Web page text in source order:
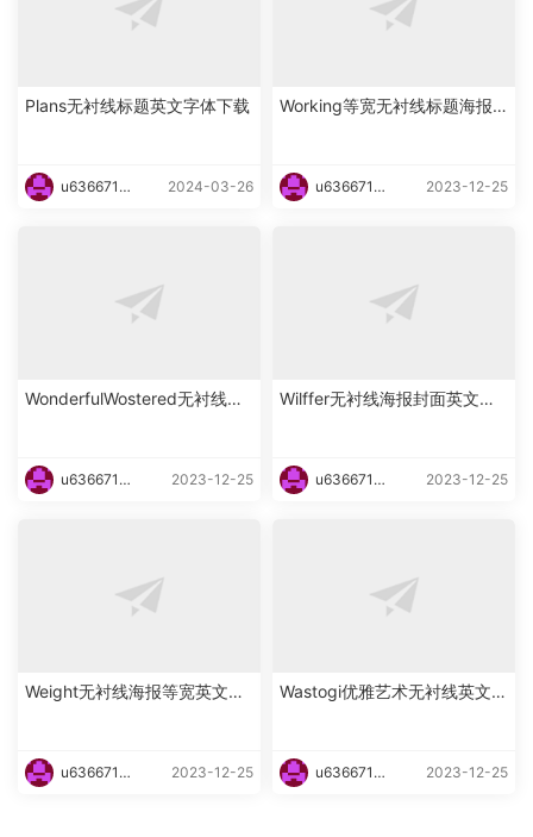
Plans无衬线标题英文字体下载
u6366719
2024-03-26
Working等宽无衬线标题海报
u6366719
2023-12-25
WonderfulWostered无衬线海
u6366719
2023-12-25
Wilffer无衬线海报封面英文字
u6366719
2023-12-25
Weight无衬线海报等宽英文字
u6366719
2023-12-25
Wastogi优雅艺术无衬线英文字
u6366719
2023-12-25